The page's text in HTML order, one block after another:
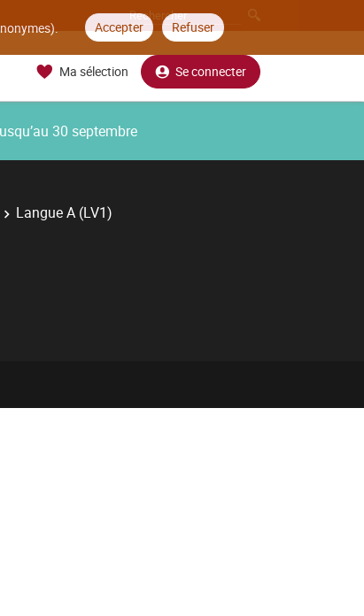
Accepter Refuser
Ma sélection Se connecter
30 septembre
Langue A (LV1)